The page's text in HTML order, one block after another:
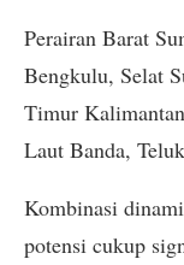
Perairan Barat
Bengkulu, Selat
Timur
Laut Banda,
Kombinasi
potensi cukup